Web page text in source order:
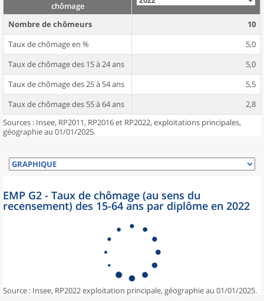
chômage
Nombre de chômeurs
10
Taux de chômage en %
5,0
Taux de chômage des 15 à 24 ans
5,0
Taux de chômage des 25 à 54 ans
5,5
Taux de chômage des 55 à 64 ans
2,8
Sources : Insee, RP2011, RP2016 et RP2022, exploitations principales,
géographie au 01/01/2025.
EMP G2 - Taux de chômage (au sens du
recensement) des 15-64 ans par diplôme en 2022
Source : Insee, RP2022 exploitation principale, géographie au 01/01/2025.